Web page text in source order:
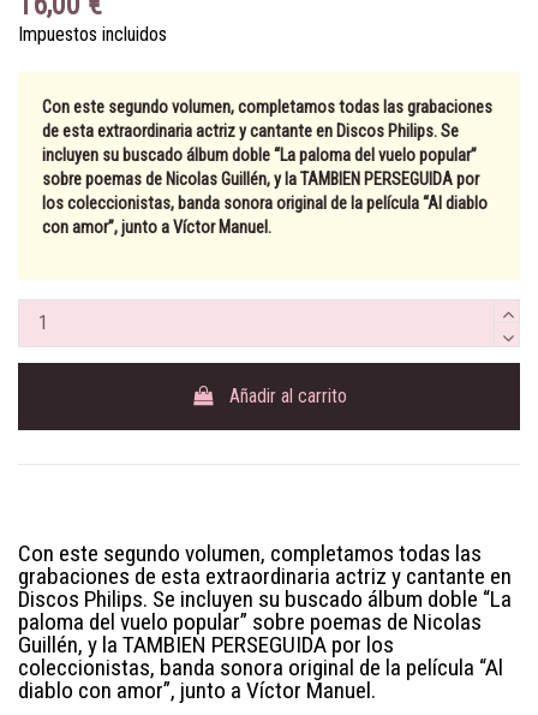
Impuestos incluidos
Con este segundo volumen, completamos todas las grabaciones
de esta extraordinaria actriz y cantante en Discos Philips. Se
incluyen su buscado álbum doble “La paloma del vuelo popular”
sobre poemas de Nicolas Guillén, y la TAMBIEN PERSEGUIDA por
los coleccionistas, banda sonora original de la película “Al diablo
con amor”, junto a Víctor Manuel.
Añadir al carrito
Con este segundo volumen, completamos todas las
grabaciones de esta extraordinaria actriz y cantante en
Discos Philips. Se incluyen su buscado álbum doble “La
paloma del vuelo popular” sobre poemas de Nicolas
Guillén, y la TAMBIEN PERSEGUIDA por los
coleccionistas, banda sonora original de la película “Al
diablo con amor”, junto a Víctor Manuel.